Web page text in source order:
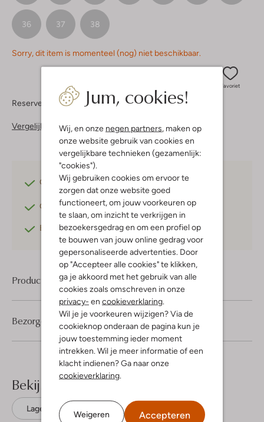
Jum, cookies!
Wij, en onze negen partners , maken op
onze website gebruik van cookies en
vergelijkbare technieken (gezamenlijk:
"cookies").
Wij gebruiken cookies om ervoor te
zorgen dat onze website goed
functioneert, om jouw voorkeuren op
te slaan, om inzicht te verkrijgen in
bezoekersgedrag en om een profiel op
te bouwen van jouw online gedrag voor
gepersonaliseerde advertenties. Door
op "Accepteer alle cookies" te klikken,
ga je akkoord met het gebruik van alle
cookies zoals omschreven in onze
privacy- en cookieverklaring
Wil je je voorkeuren wijzigen? Via de
cookieknop onderaan de pagina kun je
jouw toestemming ieder moment
intrekken. Wil je meer informatie of een
klacht indienen? Ga naar onze
cookieverklaring
Weigeren Accepteren
36 37 38
Sorry, dit item is momenteel (nog) niet beschikbaar.
Favoriet
Reserveer direct in een van onze 37 boutiques
Vergelijkbare items
Gratis verzendingvanaf €75,-
Gratis retournerenbinnen 30 dagen*
Betaal achterafmet Klarna
Product informatie
Bezorgen & retourneren
Bekijk meer
Lage sneakers Unisa